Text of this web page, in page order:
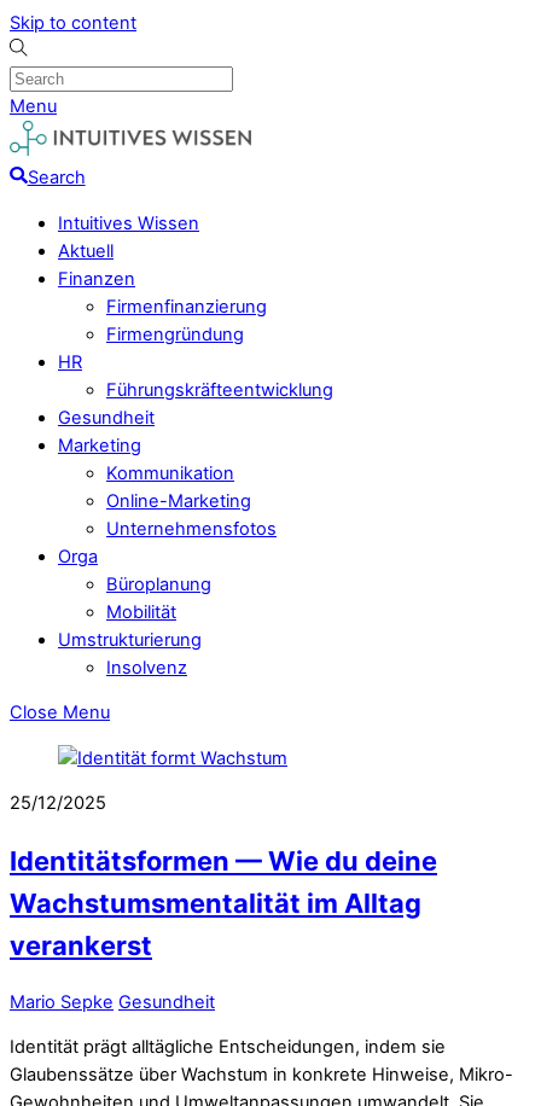
Skip to content
Menu
Search
Intuitives Wissen
Aktuell
Finanzen
Firmenfinanzierung
Firmengründung
HR
Führungskräfteentwicklung
Gesundheit
Marketing
Kommunikation
Online-Marketing
Unternehmensfotos
Orga
Büroplanung
Mobilität
Umstrukturierung
Insolvenz
Close Menu
25/12/2025
Identitätsformen — Wie du deine
Wachstumsmentalität im Alltag
verankerst
Mario Sepke Gesundheit
Identität prägt alltägliche Entscheidungen, indem sie
Glaubenssätze über Wachstum in konkrete Hinweise, Mikro-